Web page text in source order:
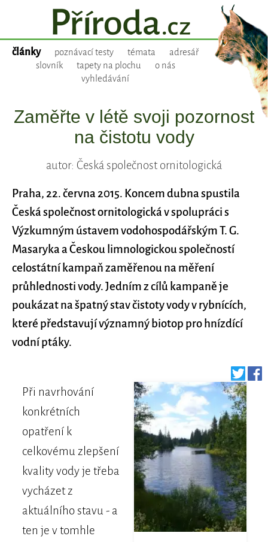
články poznávací testy témata
adresář
slovník
tapety na plochu
o nás
vyhledávání
Zaměřte v létě svoji pozornost
na čistotu vody
autor: Česká společnost ornitologická
Praha, 22. června 2015. Koncem dubna spustila
Česká společnost ornitologická v spolupráci s
Výzkumným ústavem vodohospodářským T. G.
Masaryka a Českou limnologickou společností
celostátní kampaň zaměřenou na měření
průhlednosti vody. Jedním z cílů kampaně je
poukázat na špatný stav čistoty vody v rybnících,
které představují významný biotop pro hnízdící
vodní ptáky.
Při navrhování
konkrétních
opatření k
celkovému zlepšení
kvality vody je třeba
vycházet z
aktuálního stavu - a
ten je v tomhle